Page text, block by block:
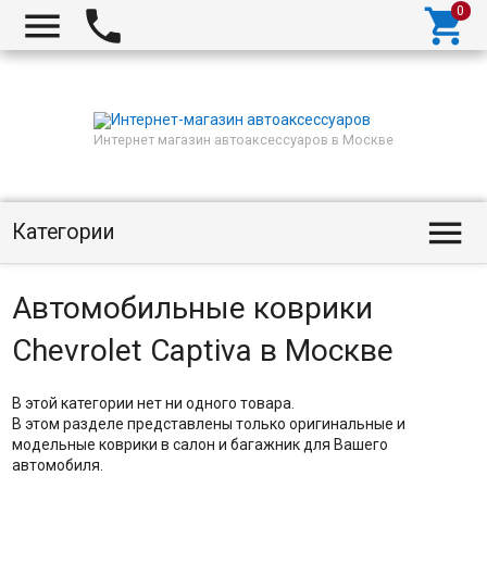
  
Интернет магазин автоаксессуаров в Москве
Категории 
Автомобильные коврики
Chevrolet Captiva в Москве
В этой категории нет ни одного товара.
В этом разделе представлены только оригинальные и
модельные коврики в салон и багажник для Вашего
автомобиля.